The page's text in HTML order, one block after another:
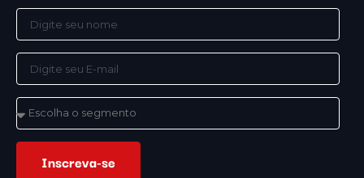
Inscreva-se